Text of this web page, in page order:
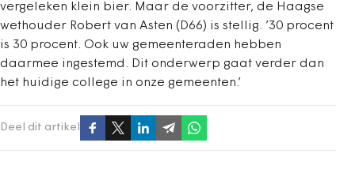
vergeleken klein bier. Maar de voorzitter, de Haagse
wethouder Robert van Asten (D66) is stellig. ’30 procent
is 30 procent. Ook uw gemeenteraden hebben
daarmee ingestemd. Dit onderwerp gaat verder dan
het huidige college in onze gemeenten.’
Deel dit artikel